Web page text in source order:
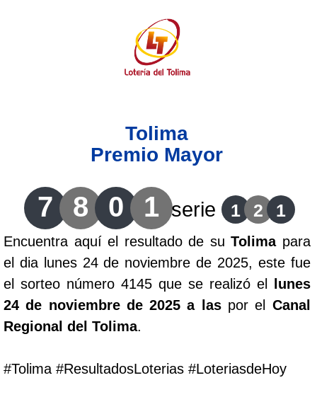
Lotería de Risaralda
Lotería de Santander
Lotería del Cauca
Lotería de Boyaca
Extra de Colombia
Antioqueñita Día
Tolima
Premio Mayor
7 8 0 1 serie 1 2 1
Encuentra aquí el resultado de suTolimapara
el dia lunes 24 de noviembre de 2025, este fue
el sorteo número 4145 que se realizó el
lunes
24 de noviembre de 2025 a las por el Canal
Regional del Tolima.
#Tolima #ResultadosLoterias #LoteriasdeHoy